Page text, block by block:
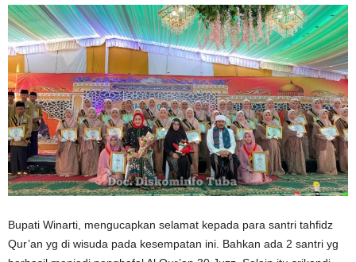
Bupati Winarti, mengucapkan selamat kepada para santri tahfidz
Qur’an yg di wisuda pada kesempatan ini. Bahkan ada 2 santri yg